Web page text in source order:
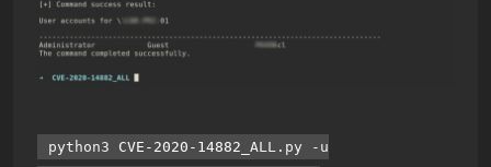
python3 CVE-2020-14882 _ALL.py -u